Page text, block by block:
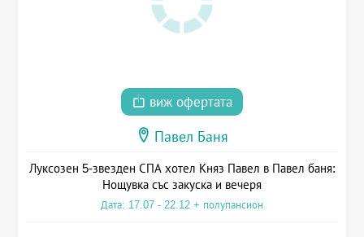
виж офертата
Павел Баня
Луксозен 5-звезден СПА хотел Княз Павел в Павел баня:
Нощувка със закуска и вечеря
Дата: 17.07 - 22.12 + полупансион